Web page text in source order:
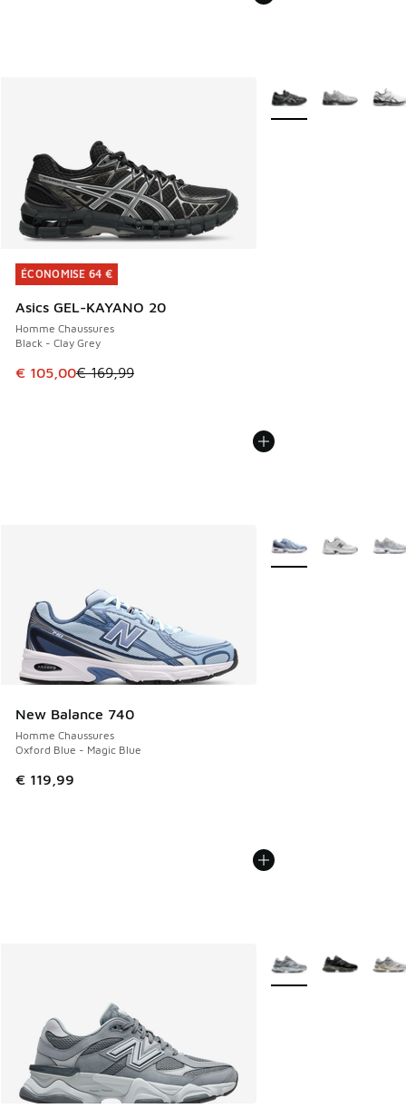
ÉCONOMISE 64 €
Asics GEL-KAYANO 20
Homme Chaussures
Black - Clay Grey
Cet article est en promotion. Prix en baisse de € 169,99 à
€ 105,00€ 169,99
ÉCONOMISE 64 €
Plus de couleurs
New Balance 740
Homme Chaussures
Oxford Blue - Magic Blue
€ 119,99
Plus de couleurs
Plus de couleurs